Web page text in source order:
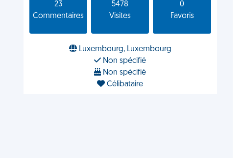
23
Commentaires
5478
Visites
0
Favoris
Luxembourg, Luxembourg
Non spécifié
Non spécifié
Célibataire